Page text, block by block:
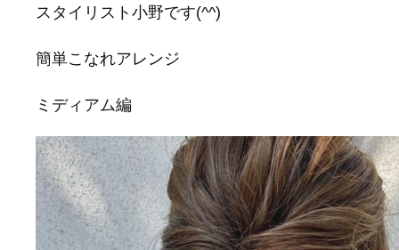
スタイリスト小野です(^^)
簡単こなれアレンジ
ミディアム編